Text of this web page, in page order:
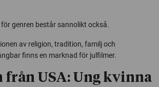
genren består sannolikt också.
av religion, tradition, familj och
finns en marknad för julfilmer.
USA: Ung kvinna